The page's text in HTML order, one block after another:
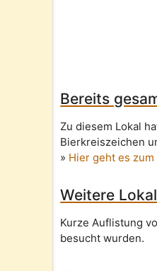
Bereits
Zu diesem Lokal
Bierkreiszeichen
» Hier geht es
Weitere
Kurze Auflistung
besucht wurden.